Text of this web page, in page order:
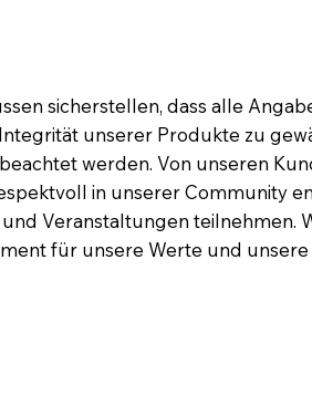
sicherstellen, dass alle
unserer Produkte zu
werden. Von unseren
in unserer Community
Veranstaltungen teilnehmen.
für unsere Werte und unsere